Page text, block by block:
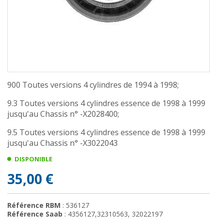
900 Toutes versions 4 cylindres de 1994 à 1998;
9.3 Toutes versions 4 cylindres essence de 1998 à 1999
jusqu'au Chassis n° -X2028400;
9.5 Toutes versions 4 cylindres essence de 1998 à 1999
jusqu'au Chassis n° -X3022043
DISPONIBLE
35,00 €
Référence RBM : 536127
Référence Saab : 4356127,32310563, 32022197